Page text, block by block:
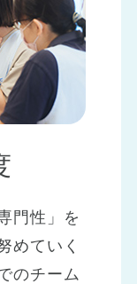
門性」を
めていく
のチーム